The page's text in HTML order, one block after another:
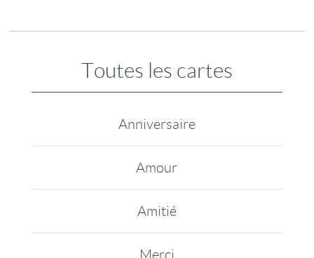
Toutes les cartes
Anniversaire
Amour
Amitié
Merci